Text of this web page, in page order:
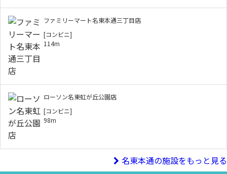
ファミリーマート名東本通三丁目店
[コンビニ]
114m
ローソン名東虹が丘公園店
[コンビニ]
98m
名東本通の施設をもっと見る